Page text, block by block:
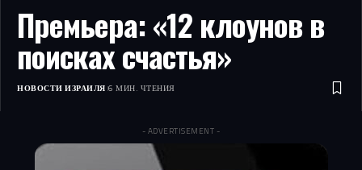
Премьера: «12 клоунов в
поисках счастья»
НОВОСТИ ИЗРАИЛЯ 6 МИН. ЧТЕНИЯ
- ADVERTISEMENT -